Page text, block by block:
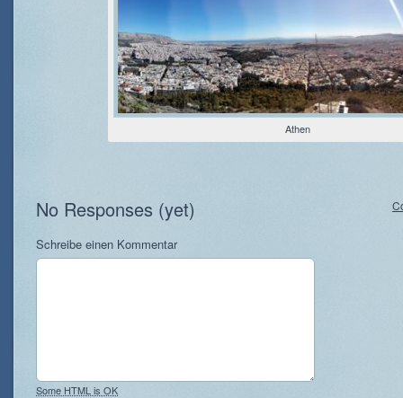
Athen
No Responses (yet)
Schreibe einen Kommentar
Some HTML is OK